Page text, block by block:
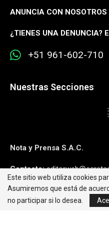
ANUNCIA CON NOSOTROS
¿TIENES UNA DENUNCIA?
+51 961-602-710
Nuestras Secciones
Nota y Prensa S.A.C.
Contacto:
Síguenos:
Este sitio web utiliza cookies
Asumiremos que está de
no participar si lo desea.